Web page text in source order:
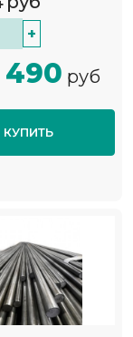
+
490 руб
КУПИТЬ